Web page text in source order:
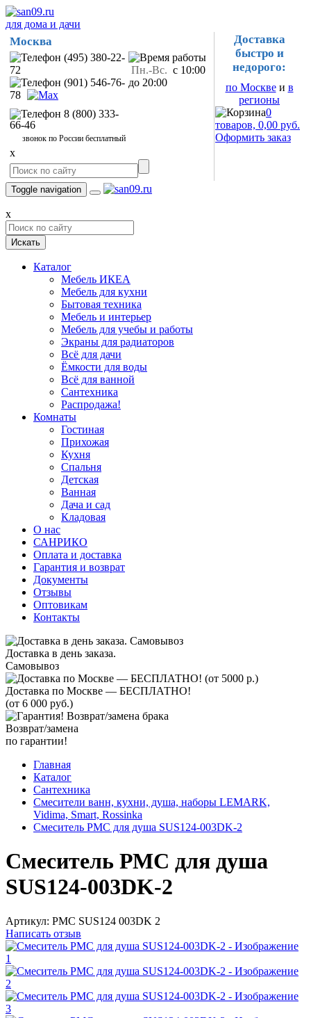
для дома и дачи
Москва
(495) 380-22-
72
(901) 546-76-
78
8 (800) 333-
66-46
звонок по России бесплатный
Пн.-Вс. с 10:00
до 20:00
x
Доставка
быстро и
недорого:
по Москвеи в
регионы
0
товаров, 0,00 руб.
Оформить заказ
Toggle navigation
x
Искать
Каталог
Мебель ИКЕА
Мебель для кухни
Бытовая техника
Мебель и интерьер
Мебель для учебы и работы
Экраны для радиаторов
Всё для дачи
Ёмкости для воды
Всё для ванной
Сантехника
Распродажа!
Комнаты
Гостиная
Прихожая
Кухня
Спальня
Детская
Ванная
Дача и сад
Кладовая
О нас
САНРИКО
Оплата и доставка
Гарантия и возврат
Документы
Отзывы
Оптовикам
Контакты
Доставка в день заказа.
Самовывоз
Доставка по Москве — БЕСПЛАТНО!
(от 6 000 руб.)
Возврат/замена
по гарантии!
Главная
Каталог
Сантехника
Смесители ванн, кухни, душа, наборы LEMARK,
Vidima, Smart, Rossinka
Смеситель РМС для душа SUS124-003DK-2
Смеситель РМС для душа
SUS124-003DK-2
Артикул: PMC SUS124 003DK 2
Написать отзыв